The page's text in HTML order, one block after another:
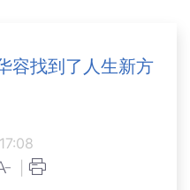
容找到了人生新方